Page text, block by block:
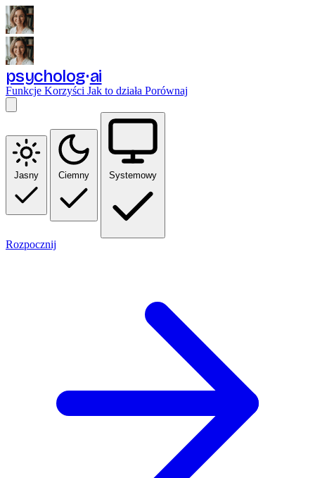
psycholog ai
Funkcje Korzyści Jak to działa Porównaj
Jasny Ciemny Systemowy
Rozpocznij